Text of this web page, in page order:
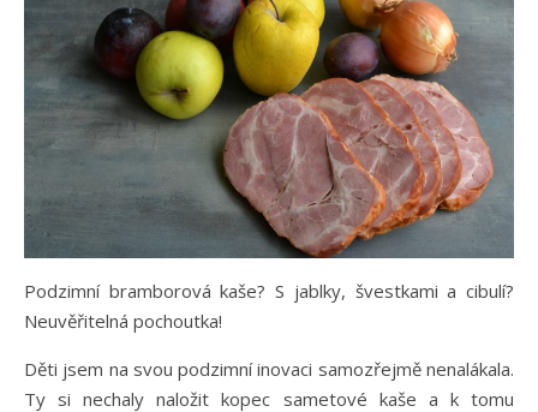
Podzimní bramborová kaše? S jablky, švestkami a cibulí?
Neuvěřitelná pochoutka!
Děti jsem na svou podzimní inovaci samozřejmě nenalákala.
Ty si nechaly naložit kopec sametové kaše a k tomu